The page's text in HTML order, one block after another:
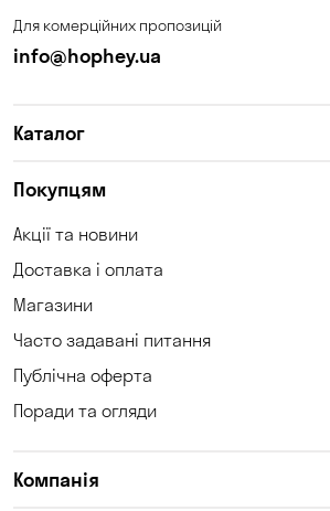
Сонячне
Сухий Лиман
Для комерційних пропозицій
info@hophey.ua
Каталог
Покупцям
Акції та новини
Доставка і оплата
Магазини
Часто задавані питання
Публічна оферта
Поради та огляди
Компанія